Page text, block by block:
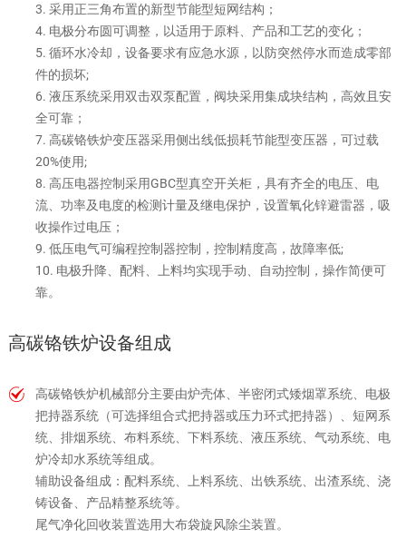
3. 采用正三角布置的新型节能型短网结构；
4. 电极分布圆可调整，以适用于原料、产品和工艺的变化；
5. 循环水冷却，设备要求有应急水源，以防突然停水而造成零部
件的损坏;
6. 液压系统采用双击双泵配置，阀块采用集成块结构，高效且安
全可靠；
7. 高碳铬铁炉变压器采用侧出线低损耗节能型变压器，可过载
20%使用;
8. 高压电器控制采用GBC型真空开关柜，具有齐全的电压、电
流、功率及电度的检测计量及继电保护，设置氧化锌避雷器，吸
收操作过电压；
9. 低压电气可编程控制器控制，控制精度高，故障率低;
10. 电极升降、配料、上料均实现手动、自动控制，操作简便可
靠。
高碳铬铁炉设备组成
高碳铬铁炉机械部分主要由炉壳体、半密闭式矮烟罩系统、电极
把持器系统（可选择组合式把持器或压力环式把持器）、短网系
统、排烟系统、布料系统、下料系统、液压系统、气动系统、电
炉冷却水系统等组成。
辅助设备组成：配料系统、上料系统、出铁系统、出渣系统、浇
铸设备、产品精整系统等。
尾气净化回收装置选用大布袋旋风除尘装置。